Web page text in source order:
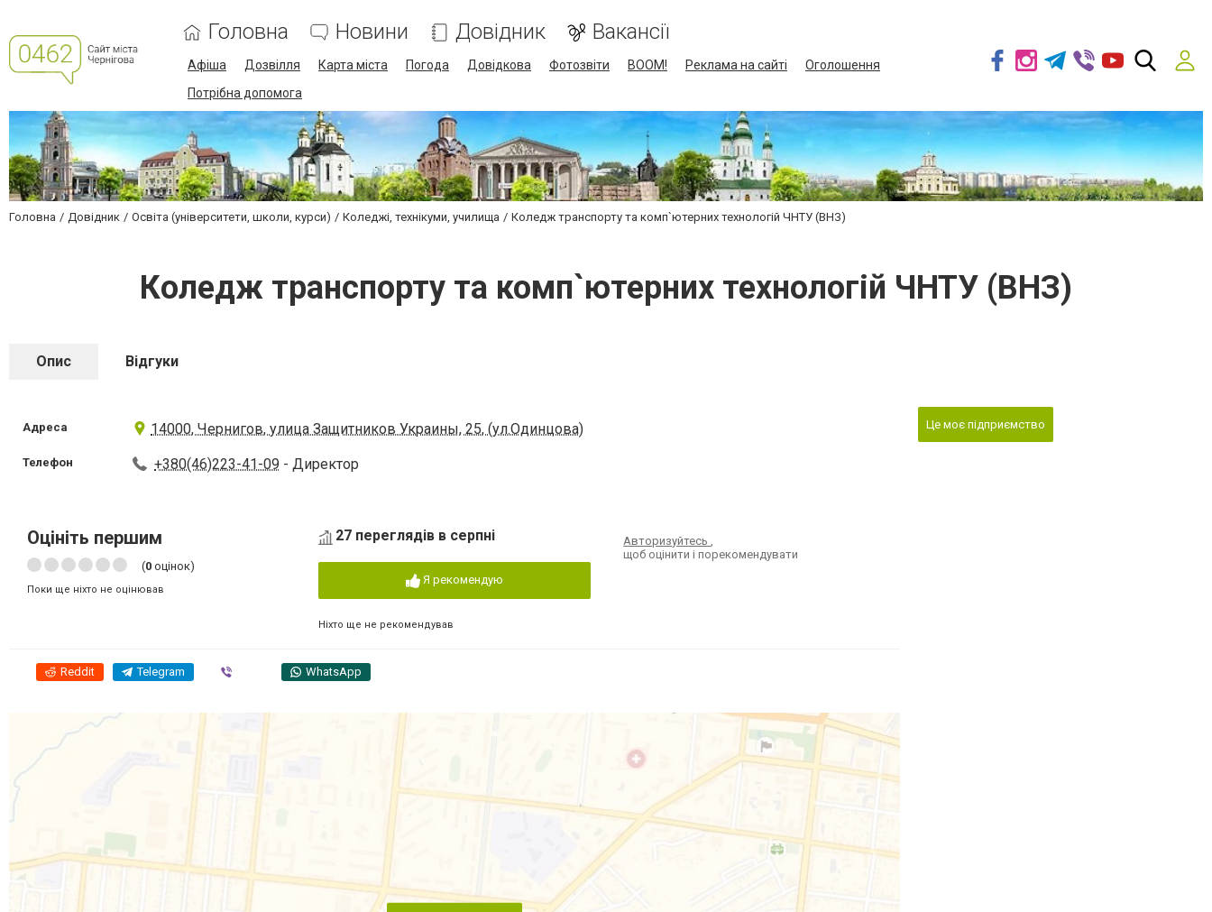
Головна Новини Довідник Вакансії
Афіша Дозвілля Карта міста Погода Довідкова Фотозвіти BOOM! Реклама на сайті
Оголошення
Потрібна допомога
Головна Довідник Освіта (університети, школи, курси) Коледжі, технікуми, училища Коледж транспорту та комп`ютерних технологій ЧНТУ (ВНЗ)
Коледж транспорту та комп`ютерних технологій ЧНТУ (ВНЗ)
Опис Відгуки
Адреса 14000, Чернигов, улица Защитников Украины, 25, (ул.Одинцова)
Телефон +380(46)223-41-09 - Директор
Оцініть першим
(0 оцінок)
Поки ще ніхто не оцінював
27 переглядів в серпні
Я рекомендую
Ніхто ще не рекомендував
Авторизуйтесь,
щоб оцінити і порекомендувати
Reddit Telegram WhatsApp
Це моє підприємство